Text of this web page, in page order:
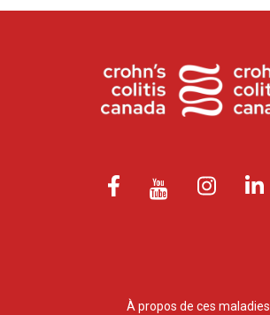
À propos de ces maladies